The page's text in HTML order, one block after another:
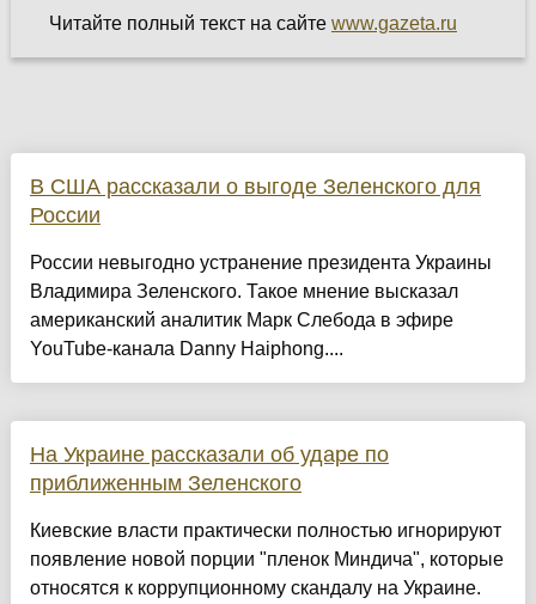
Читайте полный текст на сайте www.gazeta.ru
В США рассказали о выгоде Зеленского для
России
России невыгодно устранение президента Украины
Владимира Зеленского. Такое мнение высказал
американский аналитик Марк Слебода в эфире
YouTube-канала Danny Haiphong....
На Украине рассказали об ударе по
приближенным Зеленского
Киевские власти практически полностью игнорируют
появление новой порции "пленок Миндича", которые
относятся к коррупционному скандалу на Украине.